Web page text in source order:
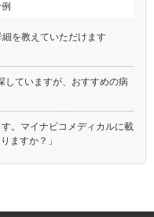
を教えていただけます
していますが、おすすめの病
。マイナビコメディカルに載
ますか？」